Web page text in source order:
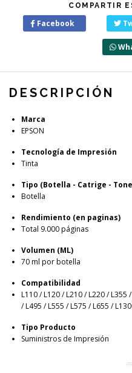
COMPARTIR
Facebook
DESCRIPCIÓN
Marca
EPSON
Tecnología de Impresión
Tinta
Tipo (Botella - Catrige -
Botella
Rendimiento (en paginas)
Total 9.000 páginas
Volumen (ML)
70 ml por botella
Compatibilidad
L110 / L120 / L210 / L220 / L355
/ L495 / L555 / L575 / L655 /
Tipo Producto
Suministros de Impresión